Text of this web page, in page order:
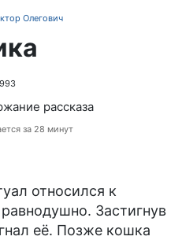
Олегович
рассказа
за 28 минут
относился к
Застигнув
её. Позже кошка